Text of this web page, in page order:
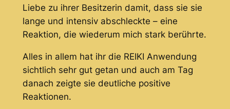
Liebe zu ihrer Besitzerin damit, dass sie sie
lange und intensiv abschleckte – eine
Reaktion, die wiederum mich stark berührte.
Alles in allem hat ihr die REIKI Anwendung
sichtlich sehr gut getan und auch am Tag
danach zeigte sie deutliche positive
Reaktionen.